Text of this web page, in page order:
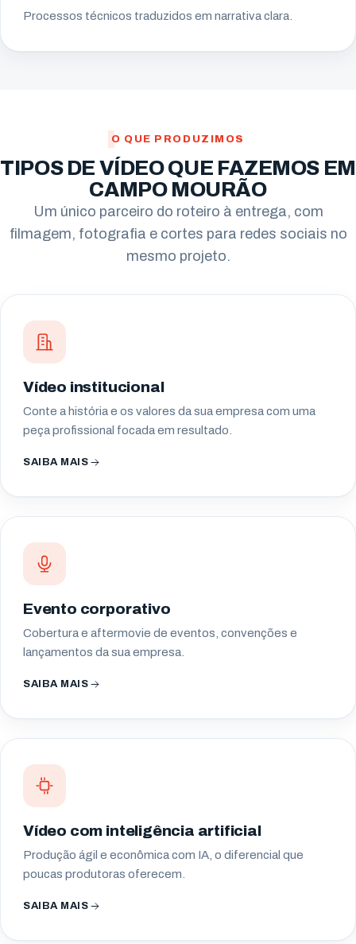
Processos técnicos traduzidos em narrativa clara.
O QUE PRODUZIMOS
TIPOS DE VÍDEO QUE FAZEMOS EM
CAMPO MOURÃO
Um único parceiro do roteiro à entrega, com
filmagem, fotografia e cortes para redes sociais no
mesmo projeto.
Vídeo institucional
Conte a história e os valores da sua empresa com uma
peça profissional focada em resultado.
SAIBA MAIS
Evento corporativo
Cobertura e aftermovie de eventos, convenções e
lançamentos da sua empresa.
SAIBA MAIS
Vídeo com inteligência artificial
Produção ágil e econômica com IA, o diferencial que
poucas produtoras oferecem.
SAIBA MAIS